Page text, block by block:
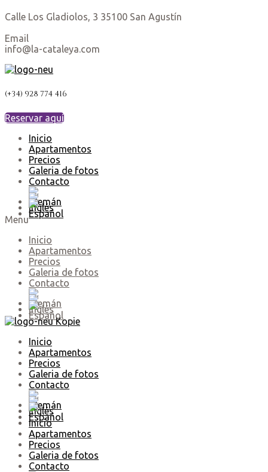
Calle Los Gladiolos, 3 35100 San Agustín
Email
info@la-cataleya.com
(+34) 928 774 416
Reservar aquí
Inicio
Apartamentos
Precios
Galeria de fotos
Contacto
Menu
Inicio
Apartamentos
Precios
Galeria de fotos
Contacto
Inicio
Apartamentos
Precios
Galeria de fotos
Contacto
Inicio
Apartamentos
Precios
Galeria de fotos
Contacto